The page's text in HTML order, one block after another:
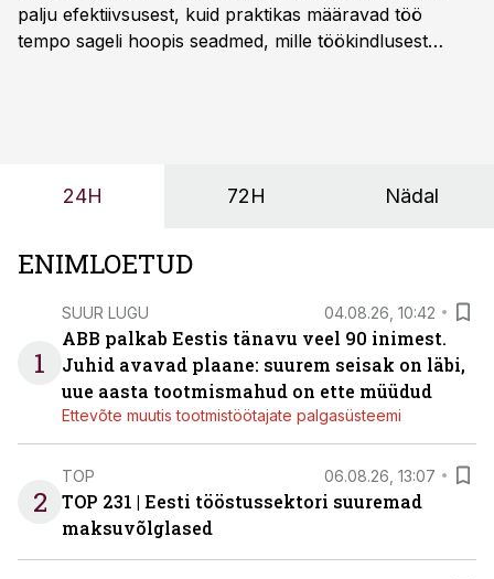
palju efektiivsusest, kuid praktikas määravad töö
tempo sageli hoopis seadmed, mille töökindlusest
24H 72H Nädal
ENIMLOETUD
1
SUUR LUGU 04.08.26, 10:42
ABB palkab Eestis tänavu veel 90 inimest.
Juhid avavad plaane: suurem seisak on läbi,
uue aasta tootmismahud on ette müüdud
Ettevõte muutis tootmistöötajate palgasüsteemi
2
TOP 06.08.26, 13:07
TOP 231 | Eesti tööstussektori suuremad
maksuvõlglased